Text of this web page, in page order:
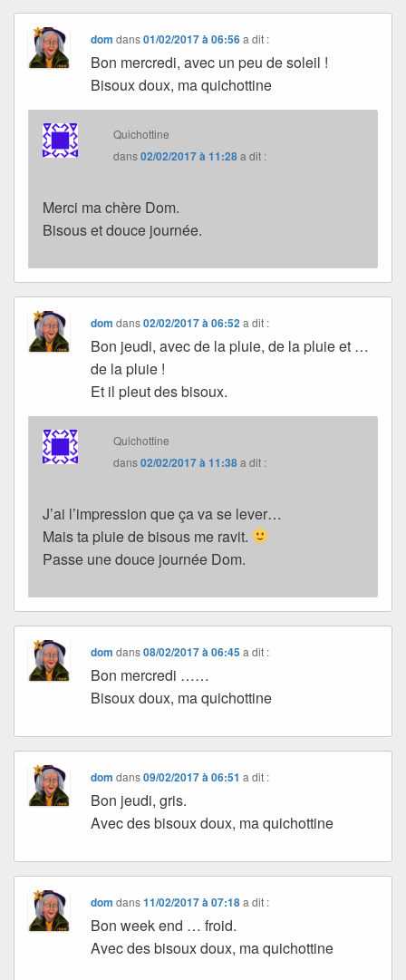
dom dans01/02/2017 à 06:56 a dit :
Bon mercredi, avec un peu de soleil !
Bisoux doux, ma quichottine
Quichottine
dans02/02/2017 à 11:28a dit :
Merci ma chère Dom.
Bisous et douce journée.
dom dans02/02/2017 à 06:52 a dit :
Bon jeudi, avec de la pluie, de la pluie et …
de la pluie !
Et il pleut des bisoux.
Quichottine
dans02/02/2017 à 11:38a dit :
J’ai l’impression que ça va se lever…
Mais ta pluie de bisous me ravit.
Passe une douce journée Dom.
dom dans08/02/2017 à 06:45 a dit :
Bon mercredi ……
Bisoux doux, ma quichottine
dom dans09/02/2017 à 06:51 a dit :
Bon jeudi, gris.
Avec des bisoux doux, ma quichottine
dom dans11/02/2017 à 07:18 a dit :
Bon week end … froid.
Avec des bisoux doux, ma quichottine